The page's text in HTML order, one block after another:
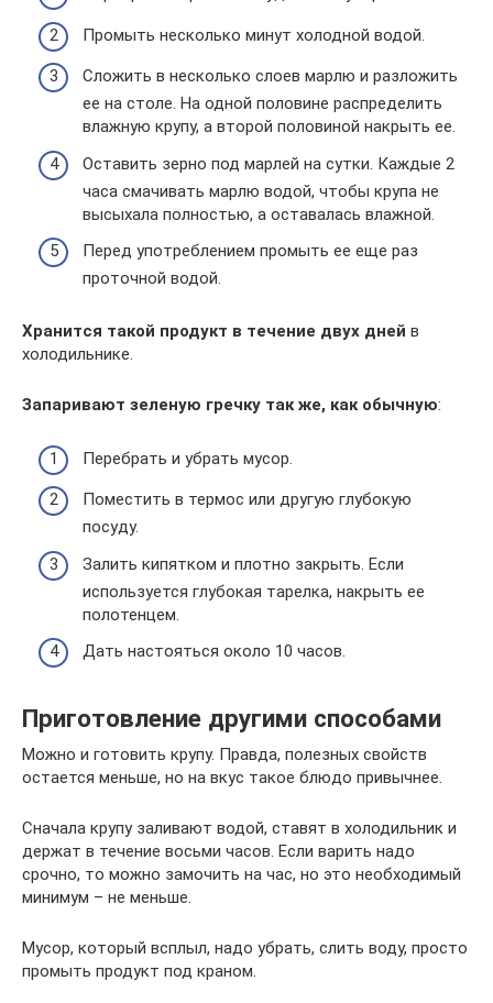
Промыть несколько минут холодной водой.
Сложить в несколько слоев марлю и разложить
ее на столе. На одной половине распределить
влажную крупу, а второй половиной накрыть ее.
Оставить зерно под марлей на сутки. Каждые 2
часа смачивать марлю водой, чтобы крупа не
высыхала полностью, а оставалась влажной.
Перед употреблением промыть ее еще раз
проточной водой.
Хранится такой продукт в течение двух дней в
холодильнике.
Запаривают зеленую гречку так же, как обычную:
Перебрать и убрать мусор.
Поместить в термос или другую глубокую
посуду.
Залить кипятком и плотно закрыть. Если
используется глубокая тарелка, накрыть ее
полотенцем.
Дать настояться около 10 часов.
Приготовление другими способами
Можно и готовить крупу. Правда, полезных свойств
остается меньше, но на вкус такое блюдо привычнее.
Сначала крупу заливают водой, ставят в холодильник и
держат в течение восьми часов. Если варить надо
срочно, то можно замочить на час, но это необходимый
минимум – не меньше.
Мусор, который всплыл, надо убрать, слить воду, просто
промыть продукт под краном.